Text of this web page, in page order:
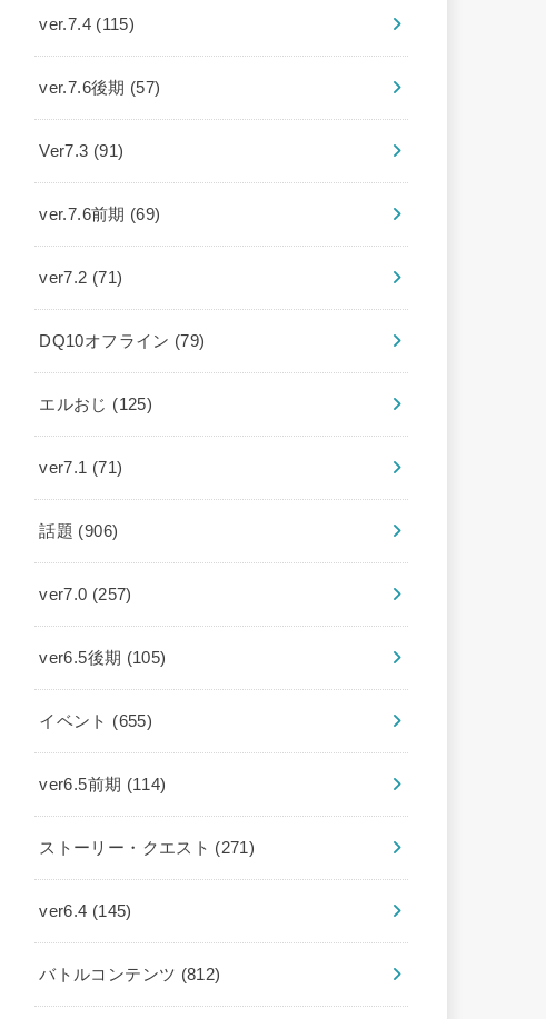
ver.7.4 (115)
ver.7.6後期 (57)
Ver7.3 (91)
ver.7.6前期 (69)
ver7.2 (71)
DQ10オフライン (79)
エルおじ (125)
ver7.1 (71)
話題 (906)
ver7.0 (257)
ver6.5後期 (105)
イベント (655)
ver6.5前期 (114)
ストーリー・クエスト (271)
ver6.4 (145)
バトルコンテンツ (812)